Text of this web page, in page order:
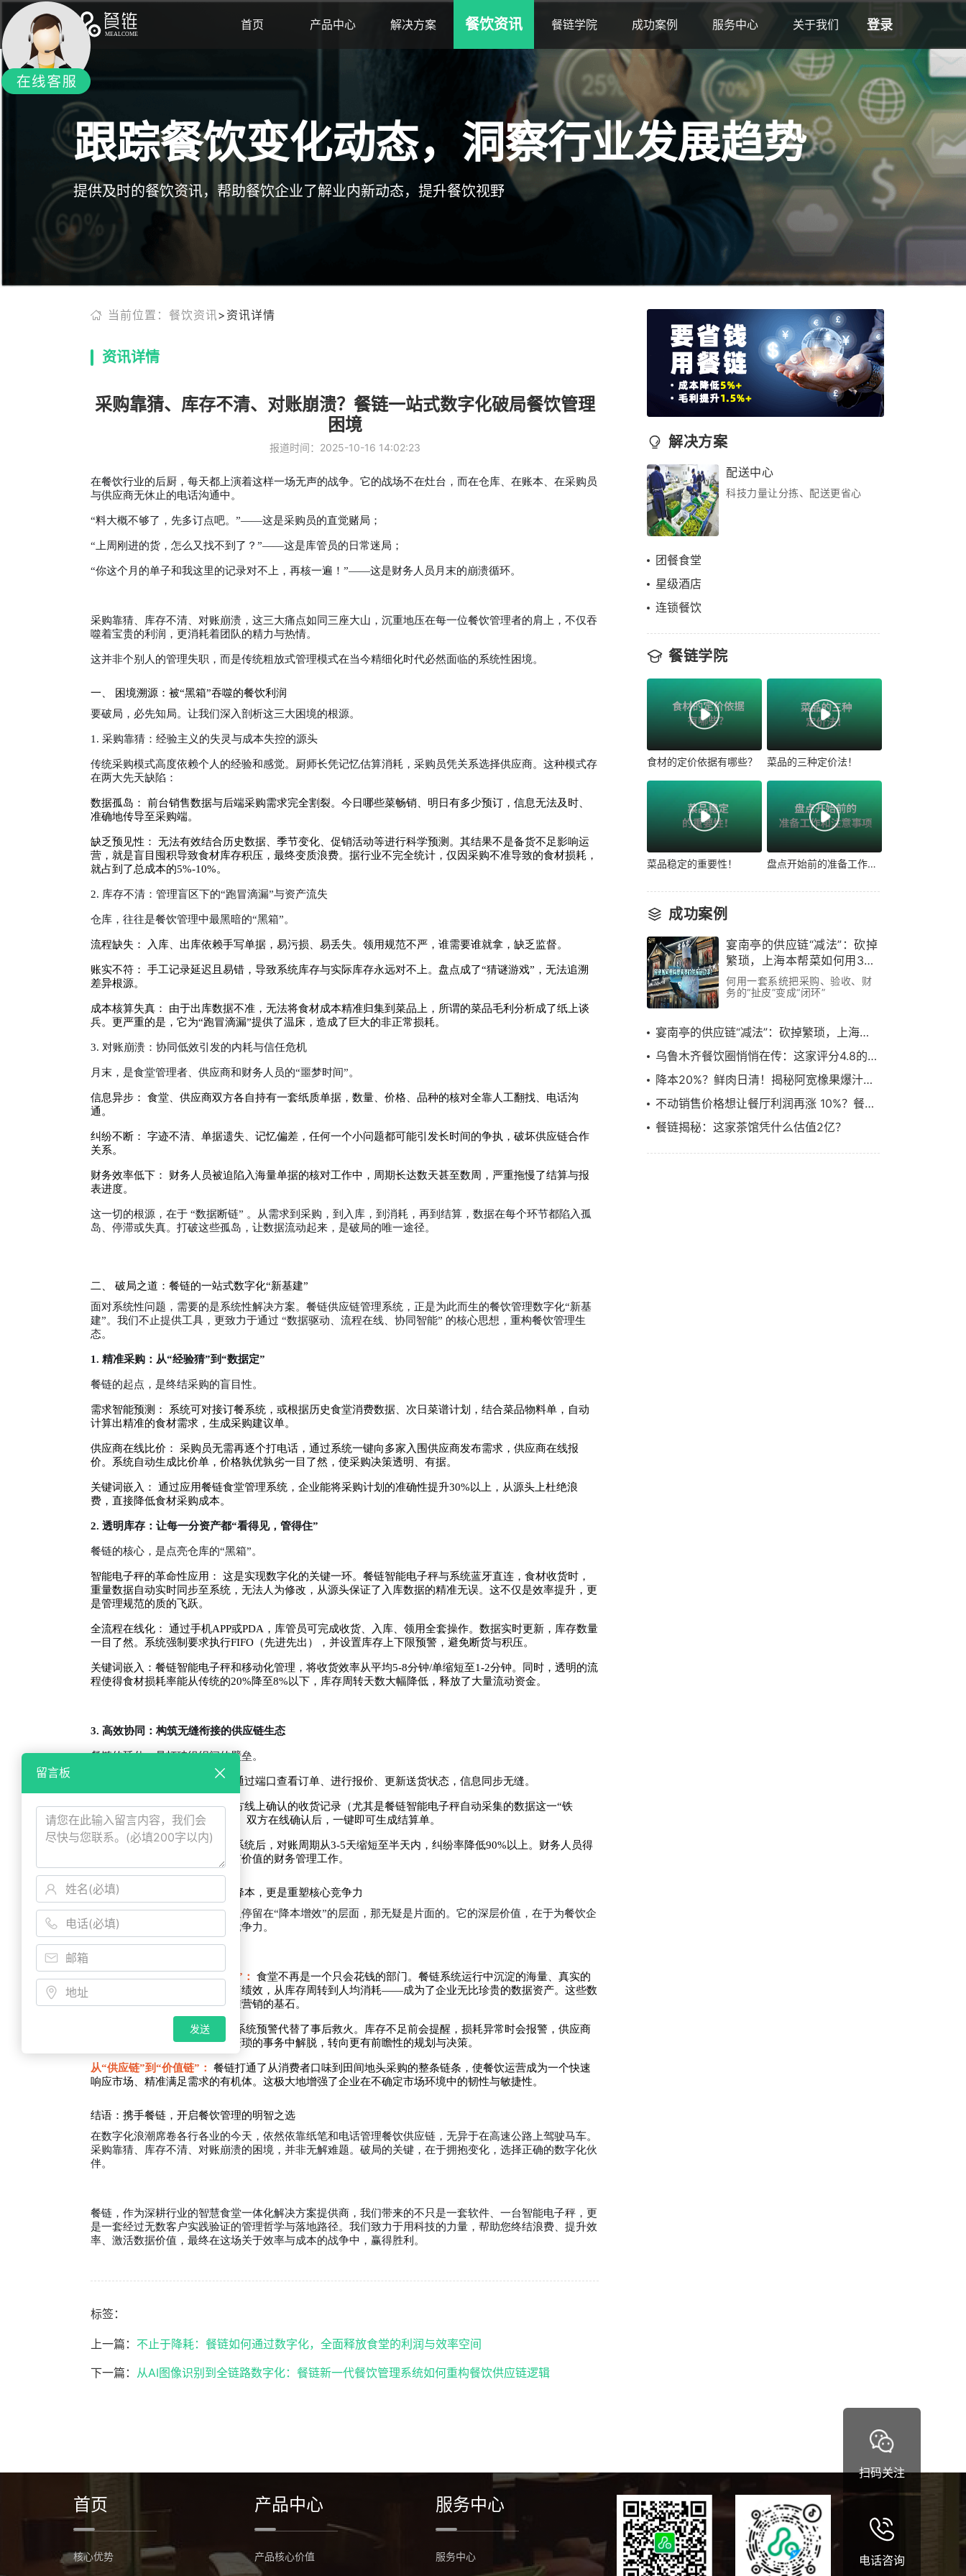
首页 产品中心 解决方案 餐饮资讯 餐链学院 成功案例 服务中心 关于我们 登录
跟踪餐饮变化动态，洞察行业发展趋势
提供及时的餐饮资讯，帮助餐饮企业了解业内新动态，提升餐饮视野
当前位置：餐饮资讯>资讯详情
资讯详情
采购靠猜、库存不清、对账崩溃？餐链一站式数字化破局餐饮管理
困境
报道时间：2025-10-16 14:02:23
在餐饮行业的后厨，每天都上演着这样一场无声的战争。它的战场不在灶台，而在仓库、在账本、在采购员
与供应商无休止的电话沟通中。
“料大概不够了，先多订点吧。”——这是采购员的直觉赌局；
“上周刚进的货，怎么又找不到了？”——这是库管员的日常迷局；
“你这个月的单子和我这里的记录对不上，再核一遍！”——这是财务人员月末的崩溃循环。
采购靠猜、库存不清、对账崩溃，这三大痛点如同三座大山，沉重地压在每一位餐饮管理者的肩上，不仅吞
噬着宝贵的利润，更消耗着团队的精力与热情。
这并非个别人的管理失职，而是传统粗放式管理模式在当今精细化时代必然面临的系统性困境。
一、 困境溯源：被“黑箱”吞噬的餐饮利润
要破局，必先知局。让我们深入剖析这三大困境的根源。
1. 采购靠猜：经验主义的失灵与成本失控的源头
传统采购模式高度依赖个人的经验和感觉。厨师长凭记忆估算消耗，采购员凭关系选择供应商。这种模式存
在两大先天缺陷：
数据孤岛： 前台销售数据与后端采购需求完全割裂。今日哪些菜畅销、明日有多少预订，信息无法及时、
准确地传导至采购端。
缺乏预见性： 无法有效结合历史数据、季节变化、促销活动等进行科学预测。其结果不是备货不足影响运
营，就是盲目囤积导致食材库存积压，最终变质浪费。据行业不完全统计，仅因采购不准导致的食材损耗，
就占到了总成本的5%-10%。
2. 库存不清：管理盲区下的“跑冒滴漏”与资产流失
仓库，往往是餐饮管理中最黑暗的“黑箱”。
流程缺失： 入库、出库依赖手写单据，易污损、易丢失。领用规范不严，谁需要谁就拿，缺乏监督。
账实不符： 手工记录延迟且易错，导致系统库存与实际库存永远对不上。盘点成了“猜谜游戏”，无法追溯
差异根源。
成本核算失真： 由于出库数据不准，无法将食材成本精准归集到菜品上，所谓的菜品毛利分析成了纸上谈
兵。更严重的是，它为“跑冒滴漏”提供了温床，造成了巨大的非正常损耗。
3. 对账崩溃：协同低效引发的内耗与信任危机
月末，是食堂管理者、供应商和财务人员的“噩梦时间”。
信息异步： 食堂、供应商双方各自持有一套纸质单据，数量、价格、品种的核对全靠人工翻找、电话沟
通。
纠纷不断： 字迹不清、单据遗失、记忆偏差，任何一个小问题都可能引发长时间的争执，破坏供应链合作
关系。
财务效率低下： 财务人员被迫陷入海量单据的核对工作中，周期长达数天甚至数周，严重拖慢了结算与报
表进度。
这一切的根源，在于 “数据断链” 。从需求到采购，到入库，到消耗，再到结算，数据在每个环节都陷入孤
岛、停滞或失真。打破这些孤岛，让数据流动起来，是破局的唯一途径。
二、 破局之道：餐链的一站式数字化“新基建”
面对系统性问题，需要的是系统性解决方案。餐链供应链管理系统，正是为此而生的餐饮管理数字化“新基
建”。我们不止提供工具，更致力于通过 “数据驱动、流程在线、协同智能” 的核心思想，重构餐饮管理生
态。
1. 精准采购：从“经验猜”到“数据定”
餐链的起点，是终结采购的盲目性。
需求智能预测： 系统可对接订餐系统，或根据历史食堂消费数据、次日菜谱计划，结合菜品物料单，自动
计算出精准的食材需求，生成采购建议单。
供应商在线比价： 采购员无需再逐个打电话，通过系统一键向多家入围供应商发布需求，供应商在线报
价。系统自动生成比价单，价格孰优孰劣一目了然，使采购决策透明、有据。
关键词嵌入： 通过应用餐链食堂管理系统，企业能将采购计划的准确性提升30%以上，从源头上杜绝浪
费，直接降低食材采购成本。
2. 透明库存：让每一分资产都“看得见，管得住”
餐链的核心，是点亮仓库的“黑箱”。
智能电子秤的革命性应用： 这是实现数字化的关键一环。餐链智能电子秤与系统蓝牙直连，食材收货时，
重量数据自动实时同步至系统，无法人为修改，从源头保证了入库数据的精准无误。这不仅是效率提升，更
是管理规范的质的飞跃。
全流程在线化： 通过手机APP或PDA，库管员可完成收货、入库、领用全套操作。数据实时更新，库存数量
一目了然。系统强制要求执行FIFO（先进先出），并设置库存上下限预警，避免断货与积压。
关键词嵌入：餐链智能电子秤和移动化管理，将收货效率从平均5-8分钟/单缩短至1-2分钟。同时，透明的流
程使得食材损耗率能从传统的20%降至8%以下，库存周转天数大幅降低，释放了大量流动资金。
3. 高效协同：构筑无缝衔接的供应链生态
餐链的延伸，是打破组织间的壁垒。
供应商协同平台： 供应商可以通过端口查看订单、进行报价、更新送货状态，信息同步无缝。
自动化对账结算： 系统根据双方线上确认的收货记录（尤其是餐链智能电子秤自动采集的数据这一“铁
证”），在期末自动生成对账单。双方在线确认后，一键即可生成结算单。
关键词嵌入： 应用餐链供应链系统后，对账周期从3-5天缩短至半天内，纠纷率降低90%以上。财务人员得
以从基础核算中解放，转向更有价值的财务管理工作。
三、 升维立意：数字化不止于降本，更是重塑核心竞争力
如果我们对餐链价值的理解，仅停留在“降本增效”的层面，那无疑是片面的。它的深层价值，在于为餐饮企
业构筑面向未来的数字化核心竞争力。
从“成本中心”到“数据资产中心”：
食堂不再是一个只会花钱的部门。餐链系统运行中沉淀的海量、真实的
数据——从菜品毛利率到供应商绩效，从库存周转到人均消耗——成为了企业无比珍贵的数据资产。这些数
据是优化菜单、制定战略、精准营销的基石。
从“被动响应”到“主动管理”：
系统预警代替了事后救火。库存不足前会提醒，损耗异常时会报警，供应商
绩效下滑时会预警。管理者从繁琐的事务中解脱，转向更有前瞻性的规划与决策。
从“供应链”到“价值链”：
餐链打通了从消费者口味到田间地头采购的整条链条，使餐饮运营成为一个快速
响应市场、精准满足需求的有机体。这极大地增强了企业在不确定市场环境中的韧性与敏捷性。
结语：携手餐链，开启餐饮管理的明智之选
在数字化浪潮席卷各行各业的今天，依然依靠纸笔和电话管理餐饮供应链，无异于在高速公路上驾驶马车。
采购靠猜、库存不清、对账崩溃的困境，并非无解难题。破局的关键，在于拥抱变化，选择正确的数字化伙
伴。
餐链，作为深耕行业的智慧食堂一体化解决方案提供商，我们带来的不只是一套软件、一台智能电子秤，更
是一套经过无数客户实践验证的管理哲学与落地路径。我们致力于用科技的力量，帮助您终结浪费、提升效
率、激活数据价值，最终在这场关于效率与成本的战争中，赢得胜利。
标签：
上一篇： 不止于降耗：餐链如何通过数字化，全面释放食堂的利润与效率空间
下一篇： 从AI图像识别到全链路数字化：餐链新一代餐饮管理系统如何重构餐饮供应链逻辑
解决方案
配送中心
科技力量让分拣、配送更省心
团餐食堂
星级酒店
连锁餐饮
餐链学院
食材的定价依据有哪些？ 菜品的三种定价法！
菜品稳定的重要性！ 盘点开始前的准备工作和注意事项！
成功案例
宴南亭的供应链“减法”：砍掉
繁琐，上海本帮菜如何用3个
月跑通效率革命
何用一套系统把采购、验收、财
务的“扯皮”变成“闭环”
宴南亭的供应链“减法”：砍掉繁琐，上海本帮菜如何用3个月跑通效率革命
乌鲁木齐餐饮圈悄悄在传：这家评分4.8的餐厅，换了一套“供应链管理系统”
降本20%？鲜肉日清！揭秘阿宽橡果爆汁烤肉的出圈之路……
不动销售价格想让餐厅利润再涨 10%？餐链如何赋能川菜顶流饕林稳步增长
餐链揭秘：这家茶馆凭什么估值2亿？
首页
核心优势
产品中心
产品核心价值
服务中心
服务中心
扫码关注
电话咨询
留言板
发送